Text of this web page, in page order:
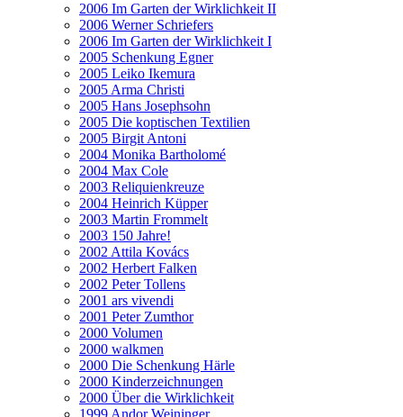
2006 Im Garten der Wirklichkeit II
2006 Werner Schriefers
2006 Im Garten der Wirklichkeit I
2005 Schenkung Egner
2005 Leiko Ikemura
2005 Arma Christi
2005 Hans Josephsohn
2005 Die koptischen Textilien
2005 Birgit Antoni
2004 Monika Bartholomé
2004 Max Cole
2003 Reliquienkreuze
2004 Heinrich Küpper
2003 Martin Frommelt
2003 150 Jahre!
2002 Attila Kovács
2002 Herbert Falken
2002 Peter Tollens
2001 ars vivendi
2001 Peter Zumthor
2000 Volumen
2000 walkmen
2000 Die Schenkung Härle
2000 Kinderzeichnungen
2000 Über die Wirklichkeit
1999 Andor Weininger